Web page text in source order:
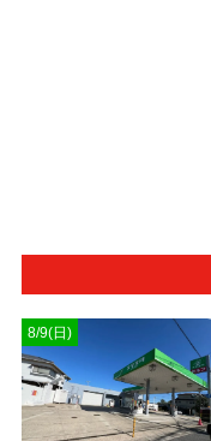
8/9(日)